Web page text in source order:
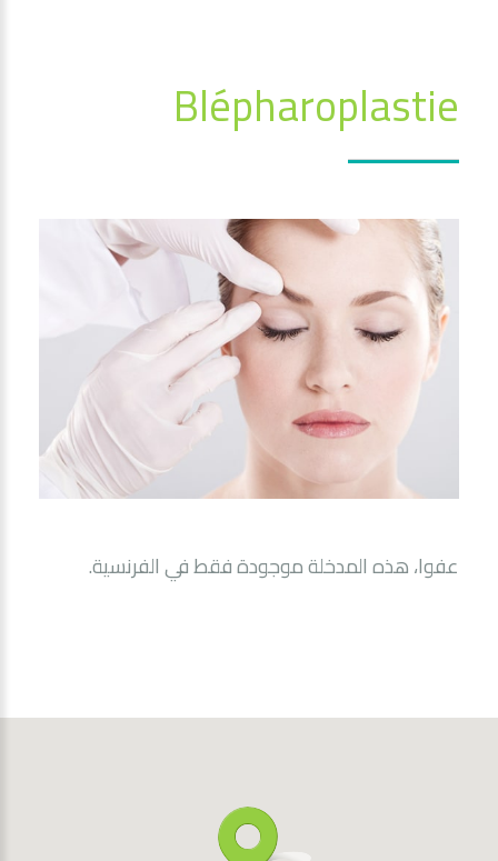
Blépharoplastie
عفوا، هذه المدخلة موجودة فقط فيالفرنسية.